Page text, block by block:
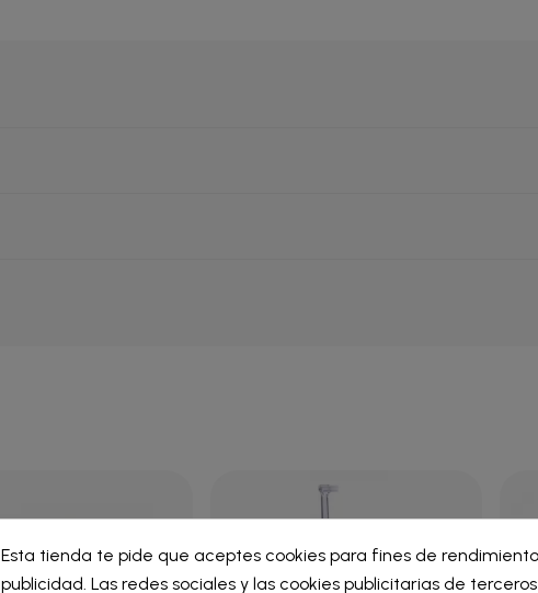
Iniciar sesión
Esta tienda te pide que aceptes cookies para fines de
publicidad. Las redes sociales y las cookies publicitarias de